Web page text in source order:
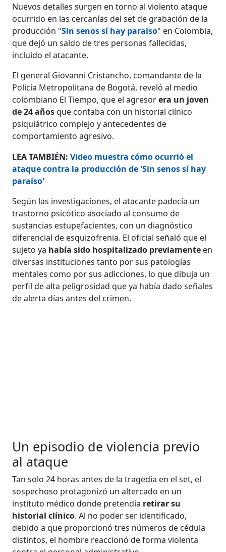
Nuevos detalles surgen en torno al violento ataque
ocurrido en las cercanías del set de grabación de la
producción "Sin senos sí hay paraíso" en Colombia,
que dejó un saldo de tres personas fallecidas,
incluido el atacante.
El general Giovanni Cristancho, comandante de la
Policía Metropolitana de Bogotá, reveló al medio
colombiano El Tiempo, que el agresorera un joven
de 24 añosque contaba con un historial clínico
psiquiátrico complejo y antecedentes de
comportamiento agresivo.
LEA TAMBIÉN:Video muestra cómo ocurrió el
ataque contra la producción de 'Sin senos sí hay
paraíso'
Según las investigaciones, el atacante padecía un
trastorno psicótico asociado al consumo de
sustancias estupefacientes, con un diagnóstico
diferencial de esquizofrenia. El oficial señaló que el
sujeto ya había sido hospitalizado previamente en
diversas instituciones tanto por sus patologías
mentales como por sus adicciones, lo que dibuja un
perfil de alta peligrosidad que ya había dado señales
de alerta días antes del crimen.
Un episodio de violencia previo
al ataque
Tan solo 24 horas antes de la tragedia en el set, el
sospechoso protagonizó un altercado en un
instituto médico donde pretendía retirar su
historial clínico. Al no poder ser identificado,
debido a que proporcionó tres números de cédula
distintos, el hombre reaccionó de forma violenta